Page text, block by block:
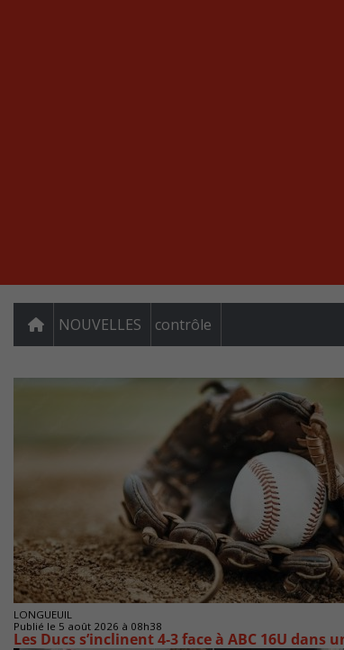
NOUVELLES contrôle
LONGUEUIL
Publié le 5 août 2026 à 08h38
Les Ducs s’inclinent 4‑3 face à ABC 16U